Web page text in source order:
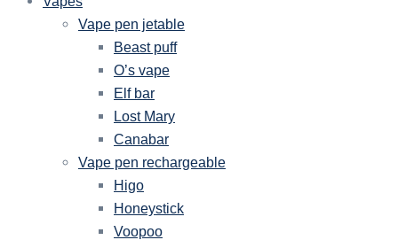
Vape pen jetable
Beast puff
O’s vape
Elf bar
Lost Mary
Canabar
Vape pen rechargeable
Higo
Honeystick
Voopoo